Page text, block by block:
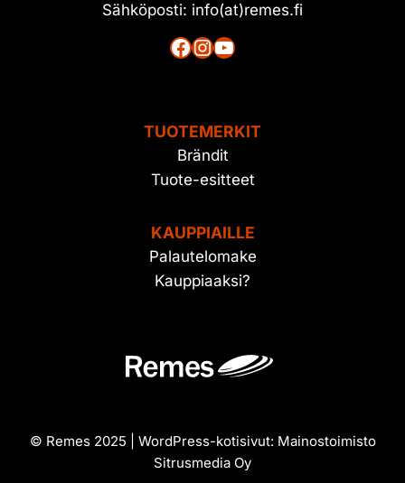
Sähköposti: info(at)remes.fi
Facebook
Instagram
YouTube
TUOTEMERKIT
Brändit
Tuote-esitteet
KAUPPIAILLE
Palautelomake
Kauppiaaksi?
© Remes 2025 | WordPress-kotisivut: Mainostoimisto
Sitrusmedia Oy